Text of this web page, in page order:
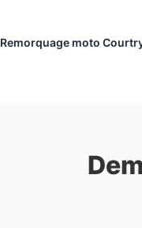
Remorquage moto